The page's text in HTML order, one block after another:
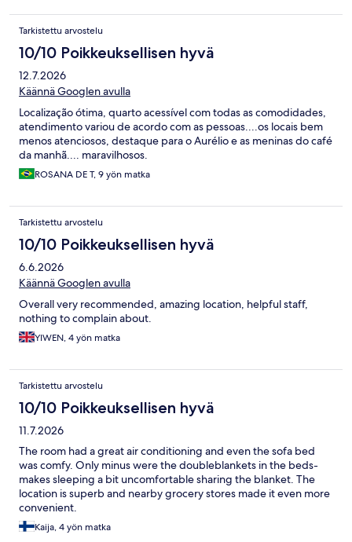
Tarkistettu arvostelu
10/10 Poikkeuksellisen hyvä
12.7.2026
Käännä Googlen avulla
Localização ótima, quarto acessível com todas as comodidades,
atendimento variou de acordo com as pessoas....os locais bem
menos atenciosos, destaque para o Aurélio e as meninas do café
da manhã.... maravilhosos.
ROSANA DE T, 9 yön matka
Tarkistettu arvostelu
10/10 Poikkeuksellisen hyvä
6.6.2026
Käännä Googlen avulla
Overall very recommended, amazing location, helpful staff,
nothing to complain about.
YIWEN, 4 yön matka
Tarkistettu arvostelu
10/10 Poikkeuksellisen hyvä
11.7.2026
The room had a great air conditioning and even the sofa bed
was comfy. Only minus were the doubleblankets in the beds-
makes sleeping a bit uncomfortable sharing the blanket. The
location is superb and nearby grocery stores made it even more
convenient.
Kaija, 4 yön matka